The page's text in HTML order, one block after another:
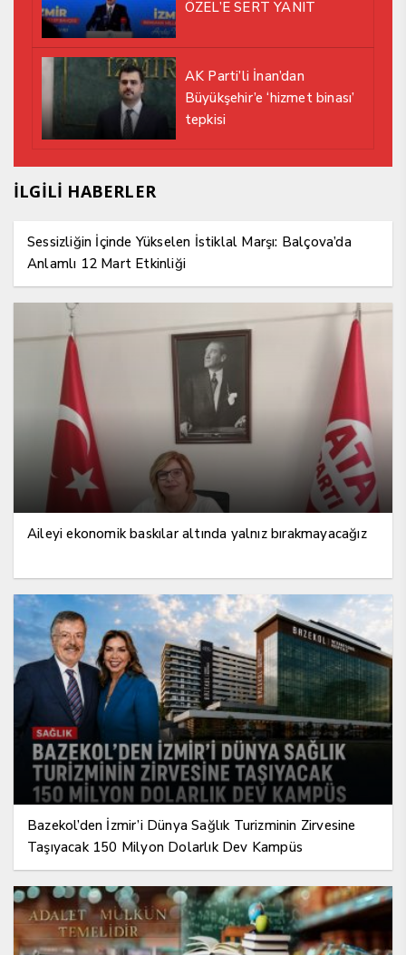
ÖZEL’E SERT YANIT
AK Parti’li İnan’dan
Büyükşehir’e ‘hizmet binası’
tepkisi
İLGİLİ HABERLER
Sessizliğin İçinde Yükselen İstiklal Marşı: Balçova’da
Anlamlı 12 Mart Etkinliği
Aileyi ekonomik baskılar altında yalnız bırakmayacağız
Bazekol’den İzmir’i Dünya Sağlık Turizminin Zirvesine
Taşıyacak 150 Milyon Dolarlık Dev Kampüs